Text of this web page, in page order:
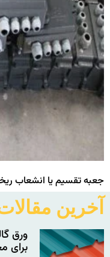
جعبه تقسیم یا انشعاب
آخرین
ورق
برای